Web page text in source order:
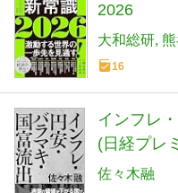
2026
大和総研
16
インフレ
(日経プレ
佐々木融